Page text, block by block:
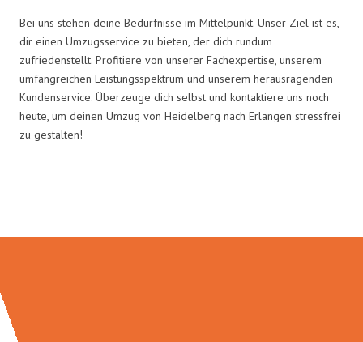
Bei uns stehen deine Bedürfnisse im Mittelpunkt. Unser Ziel ist es,
dir einen Umzugsservice zu bieten, der dich rundum
zufriedenstellt. Profitiere von unserer Fachexpertise, unserem
umfangreichen Leistungsspektrum und unserem herausragenden
Kundenservice. Überzeuge dich selbst und kontaktiere uns noch
heute, um deinen Umzug von Heidelberg nach Erlangen stressfrei
zu gestalten!